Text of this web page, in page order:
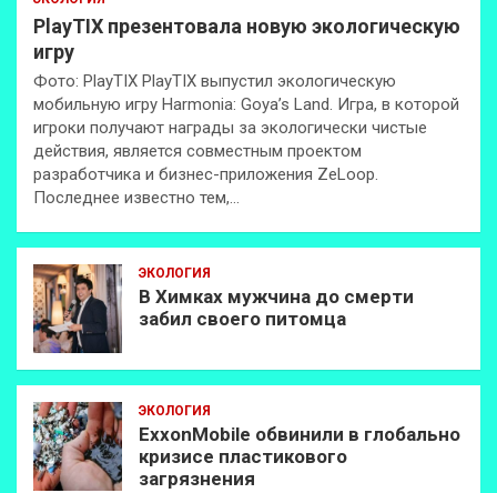
PlayTIX презентовала новую экологическую
игру
Фото: PlayTIX PlayTIX выпустил экологическую
мобильную игру Harmonia: Goya’s Land. Игра, в которой
игроки получают награды за экологически чистые
действия, является совместным проектом
разработчика и бизнес-приложения ZeLoop.
Последнее известно тем,…
ЭКОЛОГИЯ
В Химках мужчина до смерти
забил своего питомца
ЭКОЛОГИЯ
ExxonMobilе обвинили в глобально
кризисе пластикового
загрязнения